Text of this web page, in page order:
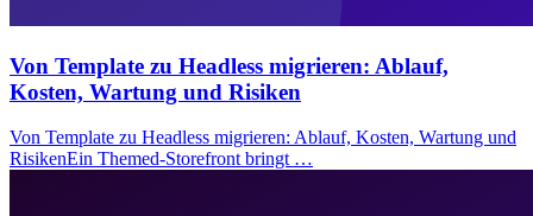
Von Template zu Headless migrieren: Ablauf,
Kosten, Wartung und Risiken
Von Template zu Headless migrieren: Ablauf, Kosten, Wartung und
RisikenEin Themed-Storefront bringt …